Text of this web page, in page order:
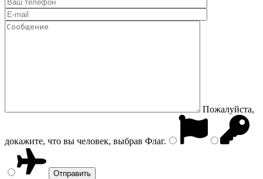
Пожалуйста,
докажите, что вы человек, выбрав Флаг.